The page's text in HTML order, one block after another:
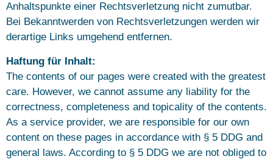
Anhaltspunkte einer Rechtsverletzung nicht zumutbar.
Bei Bekanntwerden von Rechtsverletzungen werden wir
derartige Links umgehend entfernen.
Haftung für Inhalt:
The contents of our pages were created with the greatest
care. However, we cannot assume any liability for the
correctness, completeness and topicality of the contents.
As a service provider, we are responsible for our own
content on these pages in accordance with § 5 DDG and
general laws. According to § 5 DDG we are not obliged to